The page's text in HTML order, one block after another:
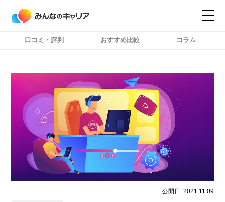
コンテンツ 詳細設定
コンテンツ 詳細設定
口コミ・評判 おすすめ比較 コラム
公開日 2021.11.09